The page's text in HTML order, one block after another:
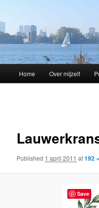
Skip
content
Home Over mijzelf
Published 1 april 2011 at192
Save